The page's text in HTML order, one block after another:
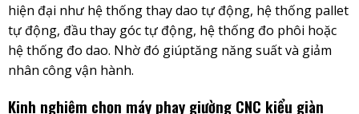
hiện đại như hệ thống thay dao tự động, hệ thống pallet
tự động, đầu thay góc tự động, hệ thống đo phôi hoặc
hệ thống đo dao. Nhờ đó giúptăng năng suất và giảm
nhân công vận hành.
Kinh nghiệm chọn máy phay giường CNC kiểu giàn